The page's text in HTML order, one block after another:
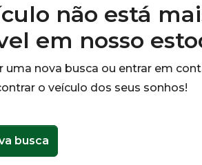
não está
em nosso
uma nova busca ou entrar em
o veículo dos seus sonhos!
busca